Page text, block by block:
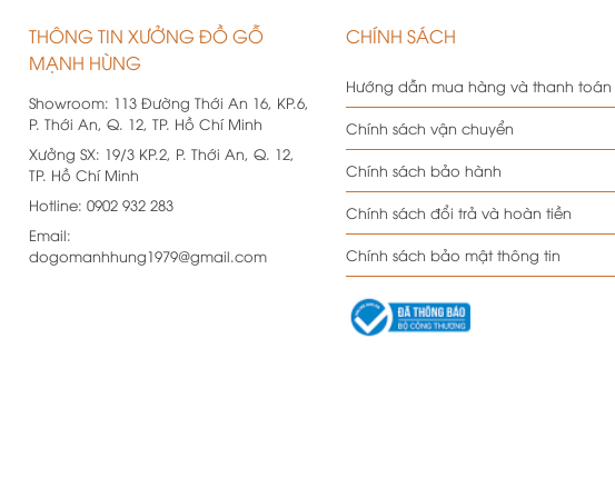
THÔNG TIN XƯỞNG ĐỒ GỖ
MẠNH HÙNG
Showroom: 113 Đường Thới An 16, KP.6,
P. Thới An, Q. 12, TP. Hồ Chí Minh
Xưởng SX: 19/3 KP.2, P. Thới An, Q. 12,
TP. Hồ Chí Minh
Hotline: 0902 932 283
Email:
dogomanhhung1979@gmail.com
CHÍNH SÁCH
Hướng dẫn mua hàng và thanh toán
Chính sách vận chuyển
Chính sách bảo hành
Chính sách đổi trả và hoàn tiền
Chính sách bảo mật thông tin